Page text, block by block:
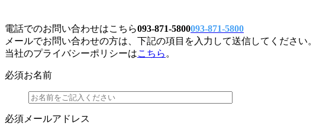
電話でのお問い合わせはこちら093-871-5800093-871-5800
メールでお問い合わせの方は、下記の項目を入力して送信してください。
当社のプライバシーポリシーはこちら 。
必須お名前
必須 メールアドレス